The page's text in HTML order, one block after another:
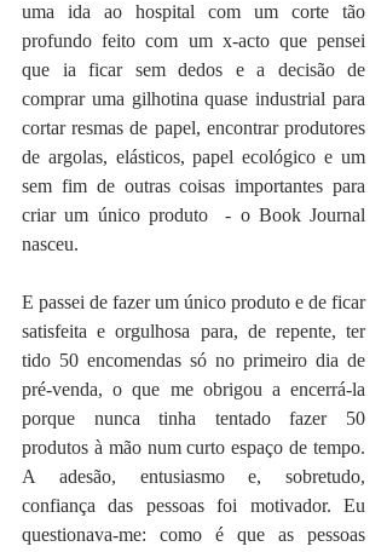
uma ida ao hospital com um corte tão
profundo feito com um x-acto que pensei
que ia ficar sem dedos e a decisão de
comprar uma gilhotina quase industrial para
cortar resmas de papel, encontrar produtores
de argolas, elásticos, papel ecológico e um
sem fim de outras coisas importantes para
criar um único produto  - o Book Journal
nasceu.
E passei de fazer um único produto e de ficar
satisfeita e orgulhosa para, de repente, ter
tido 50 encomendas só no primeiro dia de
pré-venda, o que me obrigou a encerrá-la
porque nunca tinha tentado fazer 50
produtos à mão num curto espaço de tempo.
A adesão, entusiasmo e, sobretudo,
confiança das pessoas foi motivador. Eu
questionava-me: como é que as pessoas